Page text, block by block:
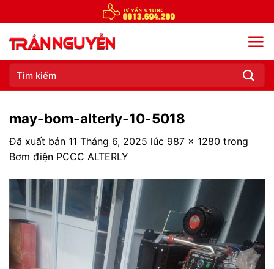
đến
nội
dung
Tìm
kiếm:
may-bom-alterly-10-5018
Đã xuất bản 11 Tháng 6, 2025 lúc 987 × 1280 trong
Bơm điện PCCC ALTERLY